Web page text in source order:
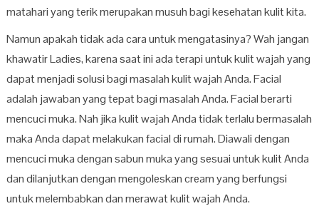
matahari yang terik merupakan musuh bagi kesehatan kulit kita.
Namun apakah tidak ada cara untuk mengatasinya? Wah jangan
khawatir Ladies, karena saat ini ada terapi untuk kulit wajah yang
dapat menjadi solusi bagi masalah kulit wajah Anda. Facial
adalah jawaban yang tepat bagi masalah Anda. Facial berarti
mencuci muka. Nah jika kulit wajah Anda tidak terlalu bermasalah
maka Anda dapat melakukan facial di rumah. Diawali dengan
mencuci muka dengan sabun muka yang sesuai untuk kulit Anda
dan dilanjutkan dengan mengoleskan cream yang berfungsi
untuk melembabkan dan merawat kulit wajah Anda.